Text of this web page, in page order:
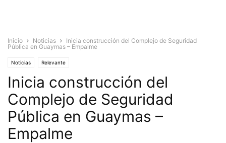
Inicio Noticias
Inicia construcción del Complejo de Seguridad
Pública en Guaymas – Empalme
Noticias Relevante
Inicia construcción del
Complejo de Seguridad
Pública en Guaymas –
Empalme